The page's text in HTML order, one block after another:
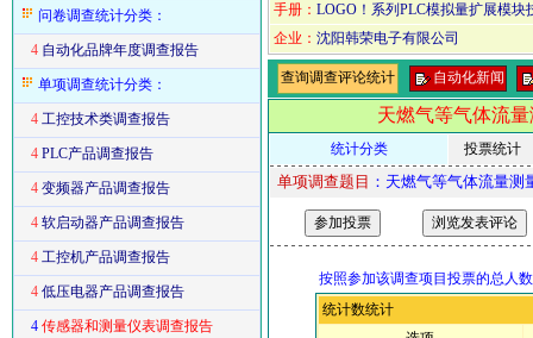
问卷调查统计分类：
4 自动化品牌年度调查报告
单项调查统计分类：
4 工控技术类调查报告
4 PLC产品调查报告
4 变频器产品调查报告
4 软启动器产品调查报告
4 工控机产品调查报告
4 低压电器产品调查报告
4 传感器和测量仪表调查报告
手册： LOGO！系列PLC模拟量扩展模块
企业： 沈阳韩荣电子有限公司
查询调查评论统计 自动化新闻
天燃气等气体流
统计分类 投票统计
单项调查题目 ：天燃气等气体流量
按照参加该调查项目投票的总人
统计数统计